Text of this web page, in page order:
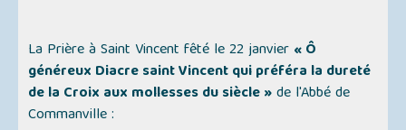
La Prière à Saint Vincent fêté le 22 janvier « Ô
généreux Diacre saint Vincent qui préféra la dureté
de la Croix aux mollesses du siècle »de l'Abbé de
Commanville :